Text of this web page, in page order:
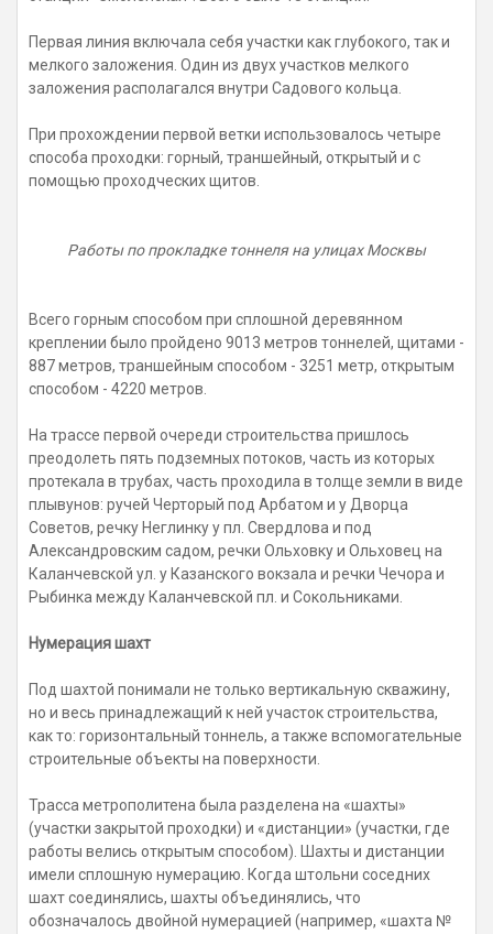
Первая линия включала себя участки как глубокого, так и
мелкого заложения. Один из двух участков мелкого
заложения располагался внутри Садового кольца.
При прохождении первой ветки использовалось четыре
способа проходки: горный, траншейный, открытый и с
помощью проходческих щитов.
Работы по прокладке тоннеля на улицах Москвы
Всего горным способом при сплошной деревянном
креплении было пройдено 9013 метров тоннелей, щитами -
887 метров, траншейным способом - 3251 метр, открытым
способом - 4220 метров.
На трассе первой очереди строительства пришлось
преодолеть пять подземных потоков, часть из которых
протекала в трубах, часть проходила в толще земли в виде
плывунов: ручей Черторый под Арбатом и у Дворца
Советов, речку Неглинку у пл. Свердлова и под
Александровским садом, речки Ольховку и Ольховец на
Каланчевской ул. у Казанского вокзала и речки Чечора и
Рыбинка между Каланчевской пл. и Сокольниками.
Нумерация шахт
Под шахтой понимали не только вертикальную скважину,
но и весь принадлежащий к ней участок строительства,
как то: горизонтальный тоннель, а также вспомогательные
строительные объекты на поверхности.
Трасса метрополитена была разделена на «шахты»
(участки закрытой проходки) и «дистанции» (участки, где
работы велись открытым способом). Шахты и дистанции
имели сплошную нумерацию. Когда штольни соседних
шахт соединялись, шахты объединялись, что
обозначалось двойной нумерацией (например, «шахта №